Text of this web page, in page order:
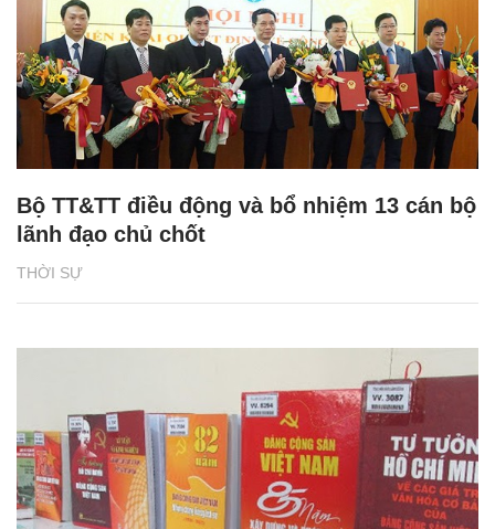
THỜI SỰ
Bộ TT&TT điều động và bổ nhiệm 13 cán bộ
lãnh đạo chủ chốt